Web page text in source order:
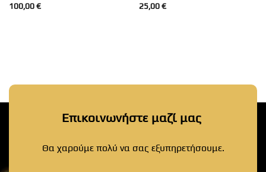
100,00€ 25,00€
Επικοινωνήστε μαζί μας
Θα χαρούμε πολύ να σας εξυπηρετήσουμε.